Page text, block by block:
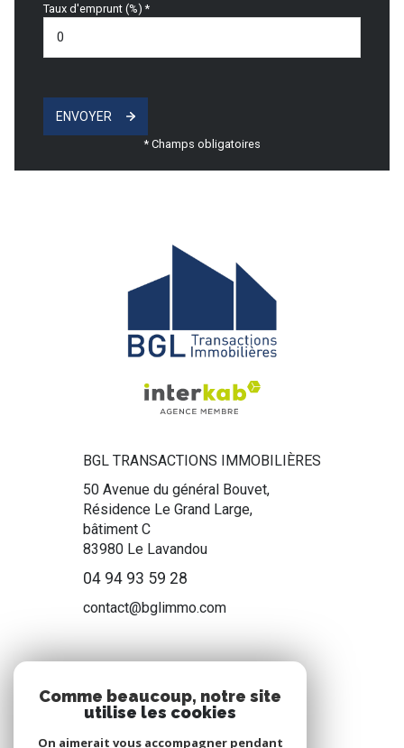
Taux d'emprunt (%) *
ENVOYER
* Champs obligatoires
BGL TRANSACTIONS IMMOBILIÈRES
50 Avenue du général Bouvet,
Résidence Le Grand Large,
bâtiment C
83980 Le Lavandou
04 94 93 59 28
contact@bglimmo.com
Nous suivre
Comme beaucoup, notre site
utilise les cookies
On aimerait vous accompagner pendant